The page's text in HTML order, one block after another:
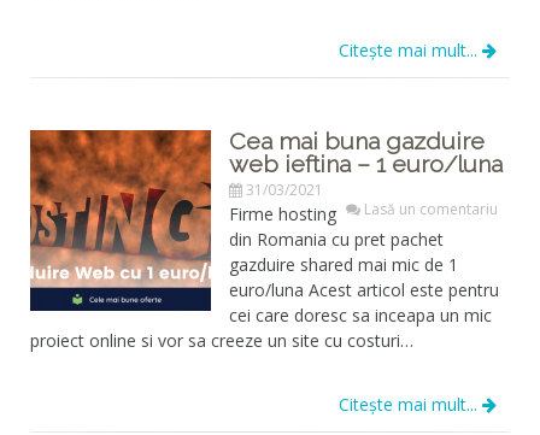
Citește mai mult...
Cea mai buna gazduire
web ieftina – 1 euro/luna
31/03/2021
Lasă un comentariu
Firme hosting
din Romania cu pret pachet
gazduire shared mai mic de 1
euro/luna Acest articol este pentru
cei care doresc sa inceapa un mic
proiect online si vor sa creeze un site cu costuri…
Citește mai mult...